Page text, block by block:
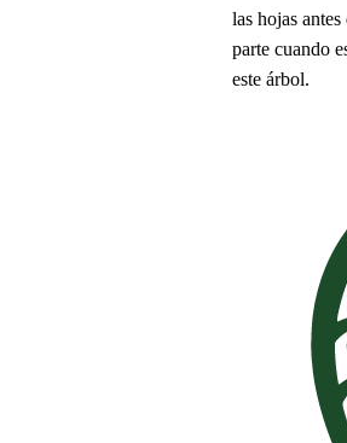
las hojas
parte cuando
este árbol.